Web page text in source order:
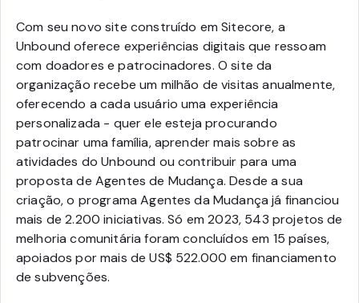
Com seu novo site construído em Sitecore, a
Unbound oferece experiências digitais que ressoam
com doadores e patrocinadores. O site da
organização recebe um milhão de visitas anualmente,
oferecendo a cada usuário uma experiência
personalizada - quer ele esteja procurando
patrocinar uma família, aprender mais sobre as
atividades do Unbound ou contribuir para uma
proposta de Agentes de Mudança. Desde a sua
criação, o programa Agentes da Mudança já financiou
mais de 2.200 iniciativas. Só em 2023, 543 projetos de
melhoria comunitária foram concluídos em 15 países,
apoiados por mais de US$ 522.000 em financiamento
de subvenções.